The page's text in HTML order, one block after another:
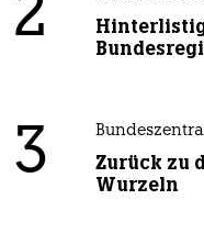
2
3
Zurück zu
Wurzeln